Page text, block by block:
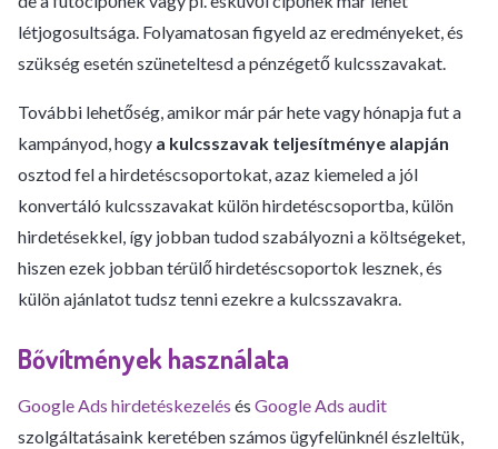
létjogosultsága. Folyamatosan figyeld az eredményeket, és
szükség esetén szüneteltesd a pénzégető kulcsszavakat.
További lehetőség, amikor már pár hete vagy hónapja fut a
kampányod, hogy a kulcsszavak teljesítménye alapján
osztod fel a hirdetéscsoportokat, azaz kiemeled a jól
konvertáló kulcsszavakat külön hirdetéscsoportba, külön
hirdetésekkel, így jobban tudod szabályozni a költségeket,
hiszen ezek jobban térülő hirdetéscsoportok lesznek, és
külön ajánlatot tudsz tenni ezekre a kulcsszavakra.
Bővítmények használata
Google Ads hirdetéskezelés és Google Ads audit
szolgáltatásaink keretében számos ügyfelünknél észleltük,